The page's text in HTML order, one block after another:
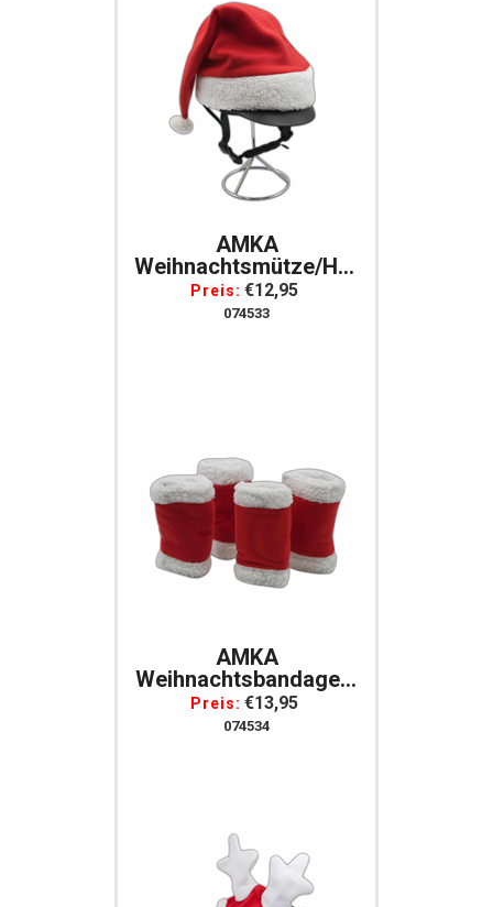
AMKA
Weihnachtsmütze/Helmbezug
In Rot/weiß
Preis: €12,95
074533
AMKA
Weihnachtsbandagen,
4er SET Rot-Weiß
Preis: €13,95
074534